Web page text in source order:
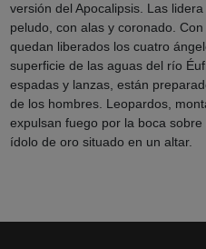
versión del Apocalipsis. Las
peludo, con alas y coronado.
quedan liberados los cuatro
superficie de las aguas del río
espadas y lanzas, están
de los hombres. Leopardos,
expulsan fuego por la boca
ídolo de oro situado en un altar.